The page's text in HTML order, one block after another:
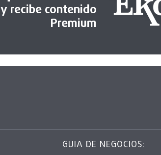
y recibe contenido
Premium
GUIA DE NEGOCIOS: